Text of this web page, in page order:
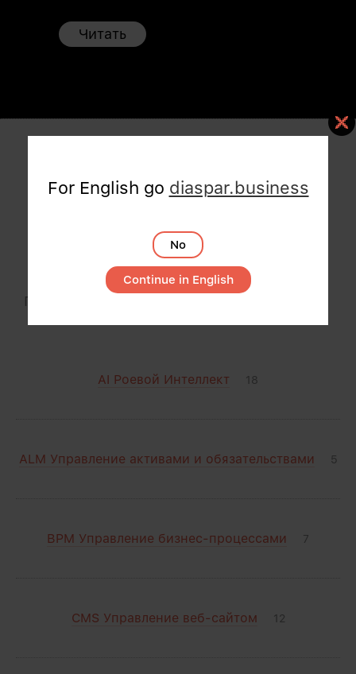
Читать
из жизни
эксплуатантов
По функциональности
AI Роевой Интеллект 18
ALM Управление активами и обязательствами 5
BPM Управление бизнес-процессами 7
CMS Управление веб-сайтом 12
For English go diaspar.business
No
Continue in English